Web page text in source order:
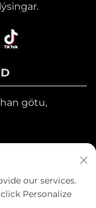
götu,
our services.
Personalize